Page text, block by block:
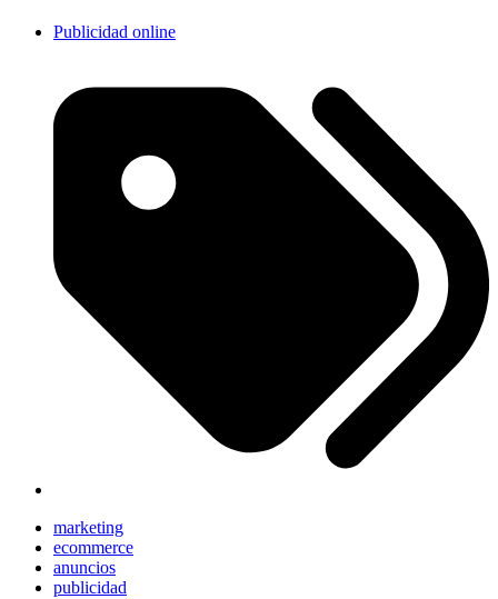
Publicidad online
marketing
ecommerce
anuncios
publicidad